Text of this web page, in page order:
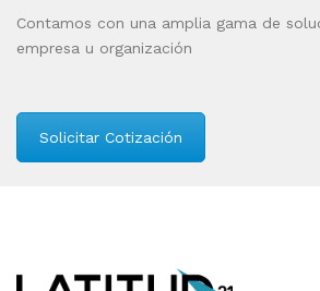
Contamos con una amplia gama de
empresa u organización
Solicitar Cotización